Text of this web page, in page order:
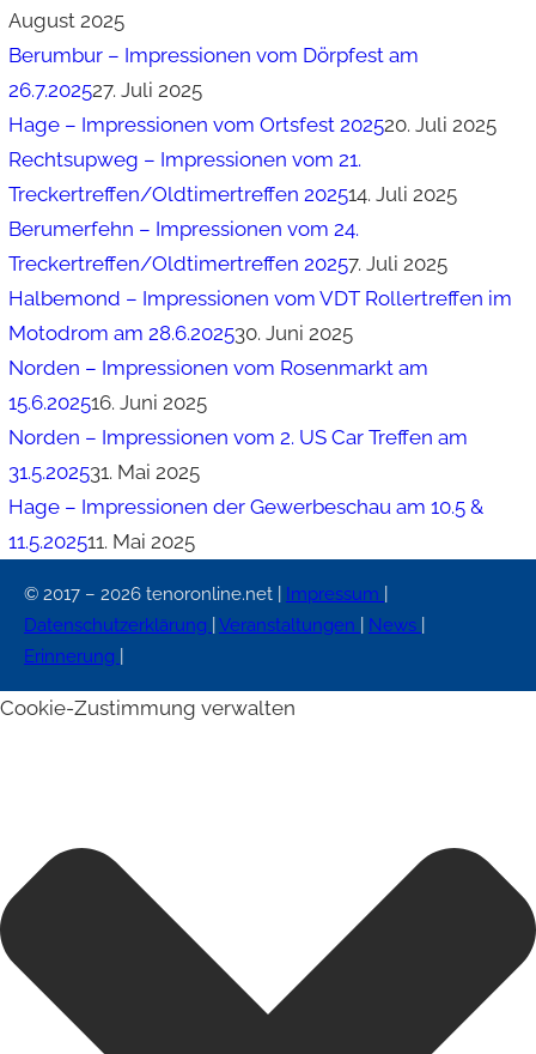
August 2025
Berumbur – Impressionen vom Dörpfest am
26.7.202527. Juli 2025
Hage – Impressionen vom Ortsfest 202520. Juli 2025
Rechtsupweg – Impressionen vom 21.
Treckertreffen/Oldtimertreffen 202514. Juli 2025
Berumerfehn – Impressionen vom 24.
Treckertreffen/Oldtimertreffen 20257. Juli 2025
Halbemond – Impressionen vom VDT Rollertreffen im
Motodrom am 28.6.202530. Juni 2025
Norden – Impressionen vom Rosenmarkt am
15.6.202516. Juni 2025
Norden – Impressionen vom 2. US Car Treffen am
31.5.202531. Mai 2025
Hage – Impressionen der Gewerbeschau am 10.5 &
11.5.202511. Mai 2025
© 2017 – 2026 tenoronline.net | Impressum
Datenschutzerklärung
Veranstaltungen News
Erinnerung
Cookie-Zustimmung verwalten